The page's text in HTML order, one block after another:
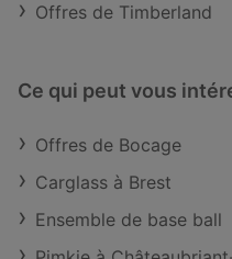
Offres de Timberland
Ce qui peut vous
Offres de Bocage
Carglass à Brest
Ensemble de base ball